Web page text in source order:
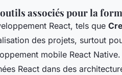
associés pour la
React, tels que
des projets, surtout
mobile React
React dans des